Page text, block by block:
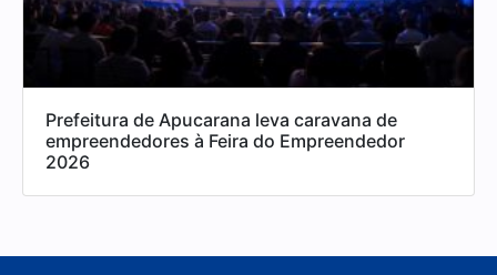
Prefeitura de Apucarana leva caravana de
empreendedores à Feira do Empreendedor
2026